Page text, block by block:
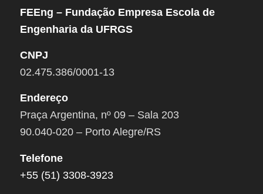
FEEng – Fundação Empresa Escola de
Engenharia da UFRGS
CNPJ
02.475.386/0001-13
Endereço
Praça Argentina, nº 09 – Sala 203
90.040-020 – Porto Alegre/RS
Telefone
+55 (51) 3308-3923